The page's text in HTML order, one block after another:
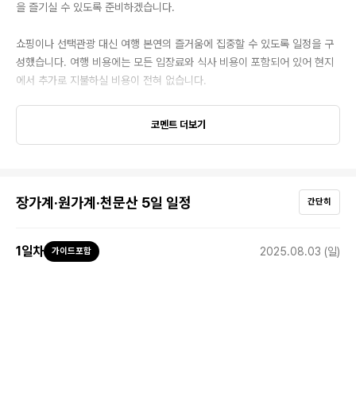
을 즐기실 수 있도록 준비하겠습니다.
쇼핑이나 선택관광 대신 여행 본연의 즐거움에 집중할 수 있도록 일정을 구
성했습니다. 여행 비용에는 모든 입장료와 식사 비용이 포함되어 있어 현지
에서 추가로 지불하실 비용이 전혀 없습니다.
여행자보험은 한국에서 개별적으로 신청해 주시기 바랍니다.
코멘트 더보기
장가계·원가계·천문산 5일 일정 간단히
1일차 가이드포함 2025.08.03 (일)